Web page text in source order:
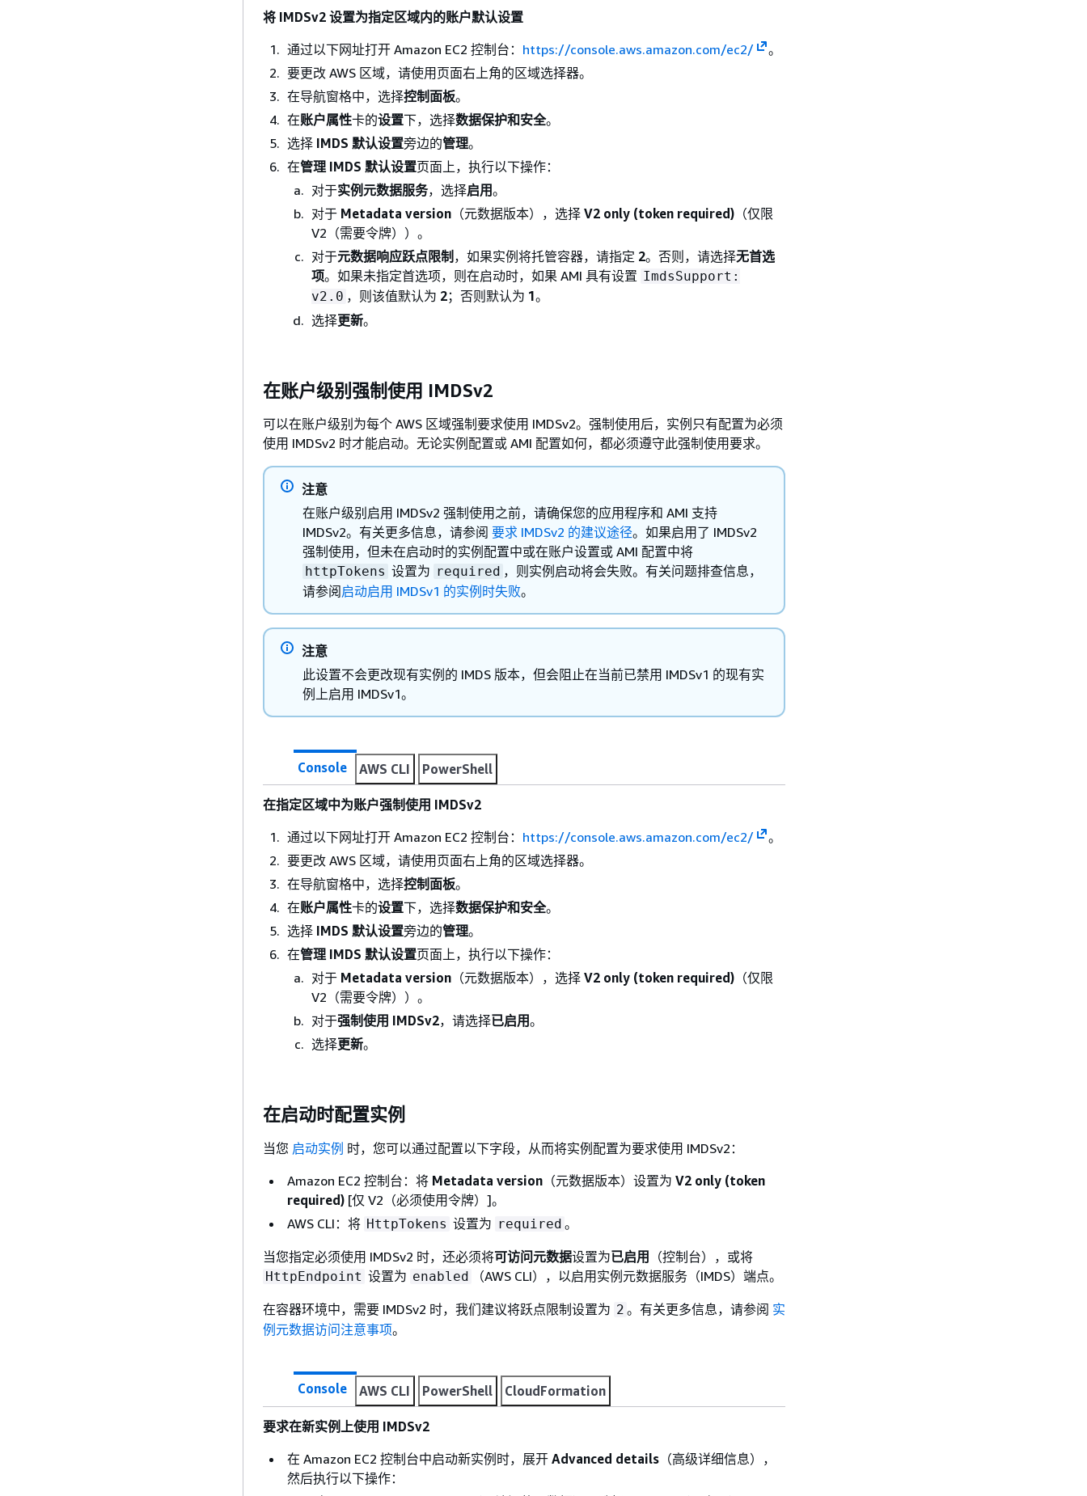
将 IMDSv2 设置为指定区域内的账户默认设置
通过以下网址打开 Amazon EC2 控制台： https://console.aws.amazon.com/ec2/
。
要更改 AWS 区域，请使用页面右上角的区域选择器。
在导航窗格中，选择控制面板。
在账户属性卡的设置下，选择数据保护和安全。
选择 IMDS 默认设置旁边的管理。
在管理 IMDS 默认设置页面上，执行以下操作：
对于实例元数据服务，选择启用。
对于 Metadata version （元数据版本），选择 V2 only (token required) （仅限
V2（需要令牌））。
对于元数据响应跃点限制 ，如果实例将托管容器，请指定 2。否则，请选择无首选
项。如果未指定首选项，则在启动时，如果 AMI 具有设置 ImdsSupport:
v2.0 ，则该值默认为 2；否则默认为 1。
选择更新。
在账户级别强制使用 IMDSv2
可以在账户级别为每个 AWS 区域强制要求使用 IMDSv2。强制使用后，实例只有配置为必须
使用 IMDSv2 时才能启动。无论实例配置或 AMI 配置如何，都必须遵守此强制使用要求。
注意
在账户级别启用 IMDSv2 强制使用之前，请确保您的应用程序和 AMI 支持
IMDSv2。有关更多信息，请参阅 要求 IMDSv2 的建议途径。如果启用了 IMDSv2
强制使用，但未在启动时的实例配置中或在账户设置或 AMI 配置中将
httpTokens 设置为 required ，则实例启动将会失败。有关问题排查信息，
请参阅启动启用 IMDSv1 的实例时失败。
注意
此设置不会更改现有实例的 IMDS 版本，但会阻止在当前已禁用 IMDSv1 的现有实
例上启用 IMDSv1。
Console AWS CLI PowerShell
在指定区域中为账户强制使用 IMDSv2
通过以下网址打开 Amazon EC2 控制台： https://console.aws.amazon.com/ec2/
。
要更改 AWS 区域，请使用页面右上角的区域选择器。
在导航窗格中，选择控制面板。
在账户属性卡的设置下，选择数据保护和安全。
选择 IMDS 默认设置旁边的管理。
在管理 IMDS 默认设置页面上，执行以下操作：
对于 Metadata version （元数据版本），选择 V2 only (token required) （仅限
V2（需要令牌））。
对于强制使用 IMDSv2，请选择已启用。
选择更新。
在启动时配置实例
当您 启动实例 时，您可以通过配置以下字段，从而将实例配置为要求使用 IMDSv2：
Amazon EC2 控制台：将 Metadata version （元数据版本）设置为 V2 only (token
required) [仅 V2（必须使用令牌）]。
AWS CLI：将 HttpTokens 设置为 required 。
当您指定必须使用 IMDSv2 时，还必须将可访问元数据设置为已启用 （控制台），或将
HttpEndpoint 设置为 enabled （AWS CLI），以启用实例元数据服务（IMDS）端点。
在容器环境中，需要 IMDSv2 时，我们建议将跃点限制设置为 2 。有关更多信息，请参阅 实
例元数据访问注意事项。
Console AWS CLI PowerShell CloudFormation
要求在新实例上使用 IMDSv2
在 Amazon EC2 控制台中启动新实例时，展开 Advanced details （高级详细信息），
然后执行以下操作：